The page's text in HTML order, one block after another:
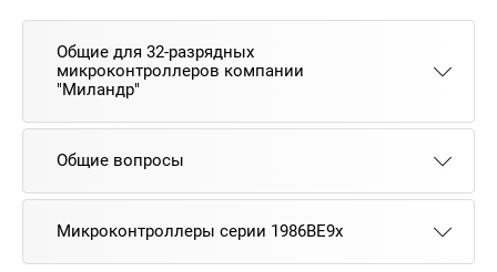
Общие для 32-разрядных
микроконтроллеров компании
"Миландр"
Общие вопросы
Микроконтроллеры серии 1986ВЕ9x